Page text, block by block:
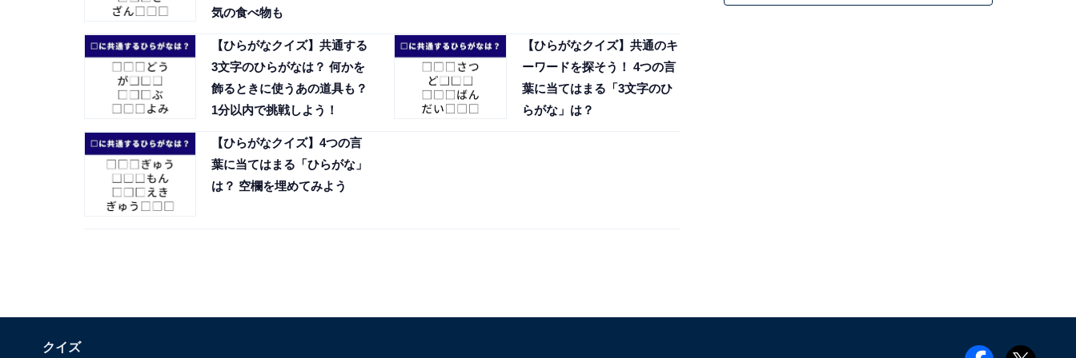
気の食べ物も
【ひらがなクイズ】共通する
3文字のひらがなは？ 何かを
飾るときに使うあの道具も？
1分以内で挑戦しよう！
【ひらがなクイズ】共通のキ
ーワードを探そう！ 4つの言
葉に当てはまる「3文字のひ
らがな」は？
【ひらがなクイズ】4つの言
葉に当てはまる「ひらがな」
は？ 空欄を埋めてみよう
クイズ